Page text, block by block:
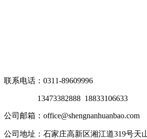
联系电话：0311-89609996
13473382888 18833106633
公司邮箱：office@shengnanhuanbao.com
公司地址：石家庄高新区湘江道319号天